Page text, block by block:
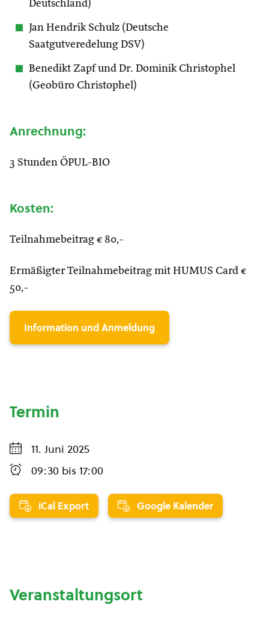
Deutschland)
Jan Hendrik Schulz (Deutsche
Saatgutveredelung DSV)
Benedikt Zapf und Dr. Dominik Christophel
(Geobüro Christophel)
Anrechnung:
3 Stunden ÖPUL-BIO
Kosten:
Teilnahmebeitrag € 80,-
Ermäßigter Teilnahmebeitrag mit HUMUS Card €
50,-
Information und Anmeldung
Termin
11. Juni 2025
09:30 bis 17:00
iCal Export Google Kalender
Veranstaltungsort